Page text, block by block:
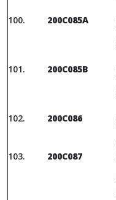
200C085A
200C085B
200C086
200C087